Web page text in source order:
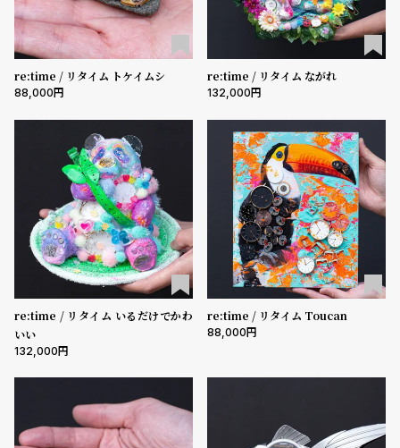
貸
出
報
ル
o
g
o
p
t
re:time / リタイム トケイムシ
88,000
re:time / リタイム ながれ
132,000
re:time / リタイム いるだけでかわ
いい
132,000
re:time / リタイム Toucan
88,000